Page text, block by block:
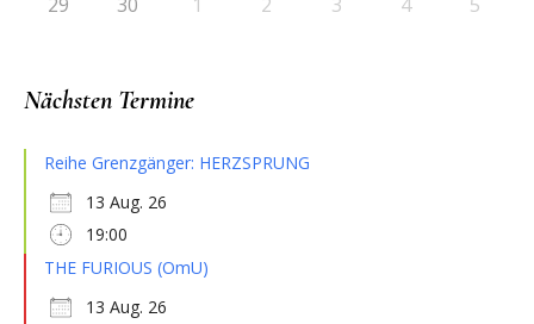
Nächsten Termine
Reihe Grenzgänger: HERZSPRUNG
13 Aug. 26
19:00
THE FURIOUS (OmU)
13 Aug. 26